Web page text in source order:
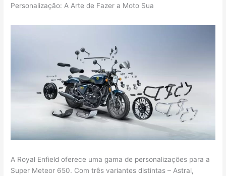
Personalização: A Arte de Fazer a Moto Sua
A Royal Enfield oferece uma gama de personalizações para a
Super Meteor 650. Com três variantes distintas – Astral,